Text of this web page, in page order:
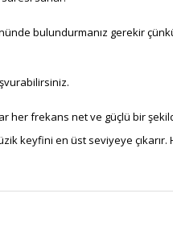
bulundurmanız gerekir
her frekans net ve güçlü bir
keyfini en üst seviyeye